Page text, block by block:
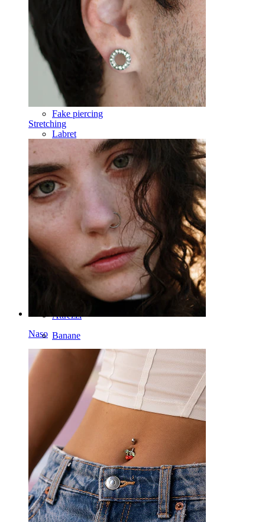
Stretching
Naso
Septum
Oro 14K
Fake piercing
Labret
Naso
Tragus
Barbell
Rook
Daith
Ferri di cavallo
Attrezzi
Banane